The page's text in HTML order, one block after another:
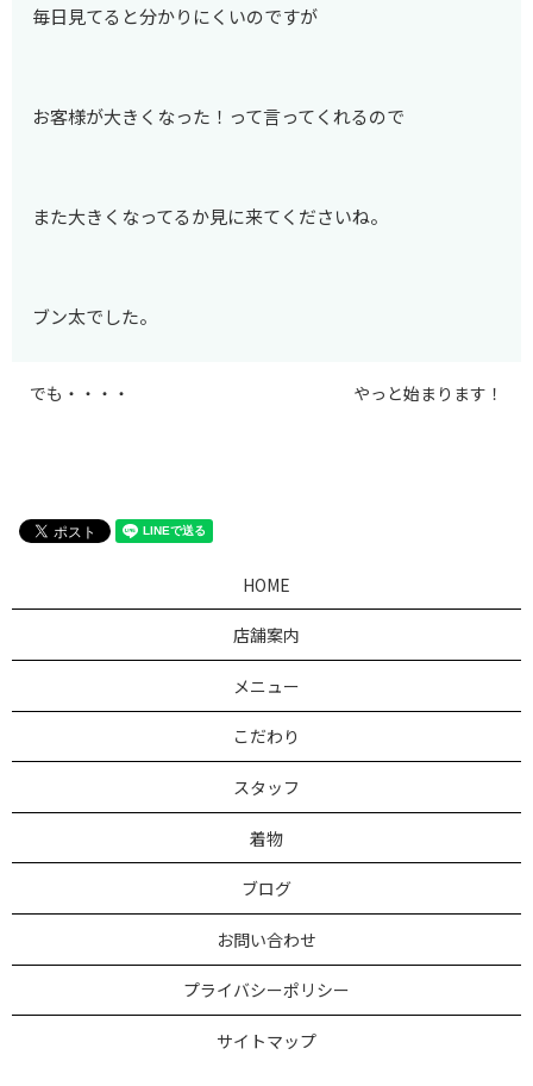
毎日見てると分かりにくいのですが
お客様が大きくなった！って言ってくれるので
また大きくなってるか見に来てくださいね。
ブン太でした。
でも・・・・ やっと始まります！
HOME
店舗案内
メニュー
こだわり
スタッフ
着物
ブログ
お問い合わせ
プライバシーポリシー
サイトマップ